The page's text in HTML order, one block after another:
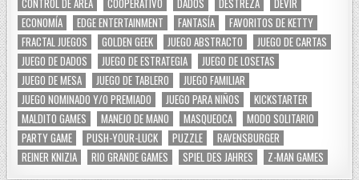
ECONOMÍA
EDGE ENTERTAINMENT FANTASÍA
FAVORITOS DE KETTY
FRACTAL JUEGOS
GOLDEN GEEK JUEGO ABSTRACTO
JUEGO DE CARTAS
JUEGO DE DADOS
JUEGO DE ESTRATEGIA
JUEGO DE LOSETAS
JUEGO DE MESA
JUEGO DE TABLERO
JUEGO FAMILIAR
JUEGO NOMINADO Y/O PREMIADO
JUEGO PARA NIÑOS
KICKSTARTER
MALDITO GAMES
MANEJO DE MANO MASQUEOCA
MODO SOLITARIO
PARTY GAME
PUSH-YOUR-LUCK PUZZLE
RAVENSBURGER
REINER KNIZIA
RIO GRANDE GAMES SPIEL DES JAHRES Z-MAN GAMES